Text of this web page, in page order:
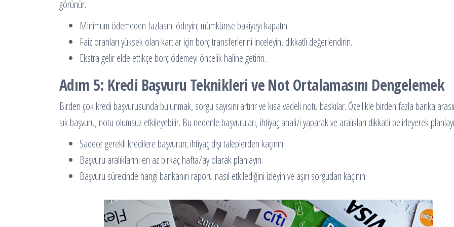
görünür.
Minimum ödemeden fazlasını ödeyin; mümkünse bakiyeyi kapatın.
Faiz oranları yüksek olan kartlar için borç transferlerini inceleyin, dikkatli değerlendirin.
Ekstra gelir elde ettikçe borç ödemeyi öncelik haline getirin.
Adım 5: Kredi Başvuru Teknikleri ve Not Ortalamasını Dengelemek
Birden çok kredi başvurusunda bulunmak, sorgu sayısını artırır ve kısa vadeli notu baskılar. Özellikle birden fazla banka
sık başvuru, notu olumsuz etkileyebilir. Bu nedenle başvuruları, ihtiyaç analizi yaparak ve aralıkları dikkatli belirleyerek
Sadece gerekli kredilere başvurun; ihtiyaç dışı taleplerden kaçının.
Başvuru aralıklarını en az birkaç hafta/ay olarak planlayın.
Başvuru sürecinde hangi bankanın raporu nasıl etkilediğini izleyin ve aşırı sorgudan kaçının.